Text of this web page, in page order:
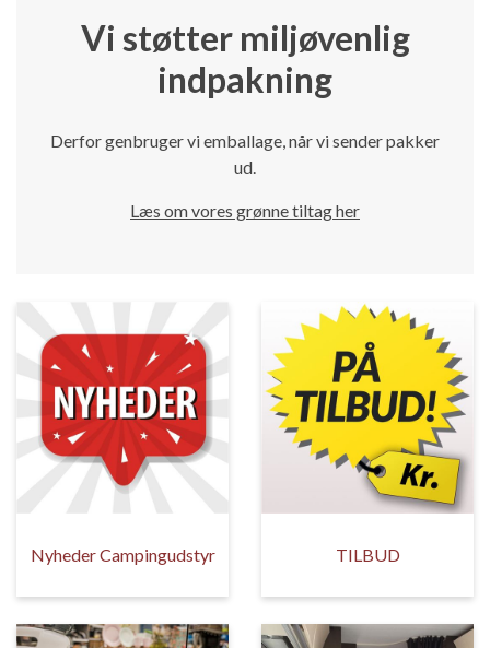
Vi støtter miljøvenlig
indpakning
Derfor genbruger vi emballage, når vi sender pakker
ud.
Læs om vores grønne tiltag her
Nyheder Campingudstyr TILBUD